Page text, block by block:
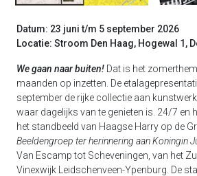
Datum: 23 juni t/m 5 september 2026
Locatie: Stroom Den Haag, Hogewal 1,
We gaan naar buiten! Dat is het
maanden op inzetten. De
september de rijke collectie aan
waar dagelijks van te genieten is. 24/7 en
het standbeeld van Haagse Harry op de
Beeldengroep ter herinnering aan Koningin
Van Escamp tot Scheveningen, van het
Vinexwijk Leidschenveen-Ypenburg. De